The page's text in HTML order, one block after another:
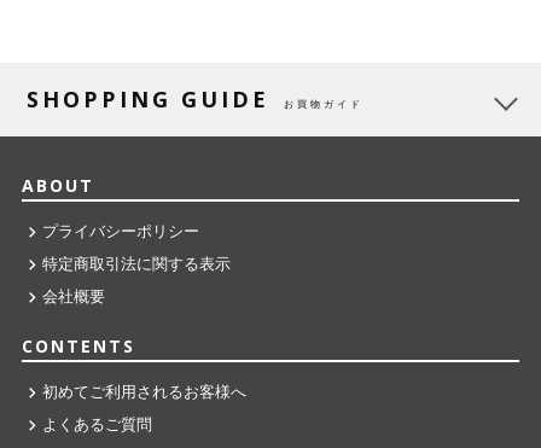
SHOPPING GUIDE お買物ガイド
ABOUT
プライバシーポリシー
特定商取引法に関する表示
会社概要
CONTENTS
初めてご利用されるお客様へ
よくあるご質問